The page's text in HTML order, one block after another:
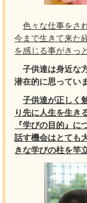
色々な仕事をさ
今まで生きて来た
を感じる事がきっ
子供達は身近な
潜在的に思ってい
子供達が正しく
り先に人生を生き
『学びの目的』
話す機会はとても
きな学びの柱を竿